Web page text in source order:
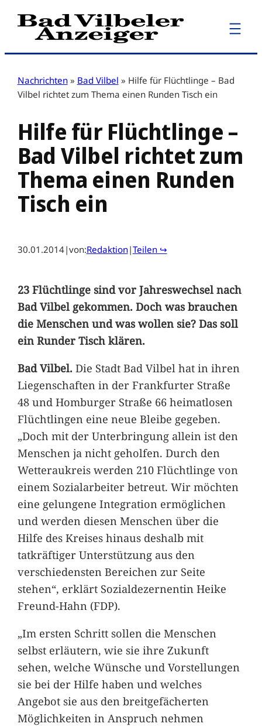
Zum
Inhalt
Nachrichten » Bad Vilbel » Hilfe für Flüchtlinge – Bad
Vilbel richtet zum Thema einen Runden Tisch ein
Hilfe für Flüchtlinge –
Bad Vilbel richtet zum
Thema einen Runden
Tisch ein
30.01.2014|von:Redaktion|Teilen ↪
23 Flüchtlinge sind vor Jahreswechsel nach
Bad Vilbel gekommen. Doch was brauchen
die Menschen und was wollen sie? Das soll
ein Runder Tisch klären.
Bad Vilbel.Die Stadt Bad Vilbel hat in ihren
Liegenschaften in der Frankfurter Straße
48 und Homburger Straße 66 heimatlosen
Flüchtlingen eine neue Bleibe gegeben.
„Doch mit der Unterbringung allein ist den
Menschen ja nicht geholfen. Durch den
Wetteraukreis werden 210 Flüchtlinge von
einem Sozialarbeiter betreut. Wir möchten
eine gelungene Integration ermöglichen
und werden diesen Menschen über die
Hilfe des Kreises hinaus deshalb mit
tatkräftiger Unterstützung aus den
verschiedensten Bereichen zur Seite
stehen“, erklärt Sozialdezernentin Heike
Freund-Hahn (FDP).
„Im ersten Schritt sollen die Menschen
selbst erläutern, wie sie ihre Zukunft
sehen, welche Wünsche und Vorstellungen
sie bei der Hilfe haben und welches
Angebot sie aus den breitgefächerten
Möglichkeiten in Anspruch nehmen